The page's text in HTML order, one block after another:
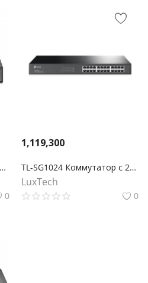
TP-Link TL-SF1008P Настольный коммутатор с 8 портами 10/100 Мбит/с (4 порта PoE+)
0
1,119,300
TL-SG1024 Коммутатор с 24 гигабитными портами для размещения в стойке
LuxTech
0